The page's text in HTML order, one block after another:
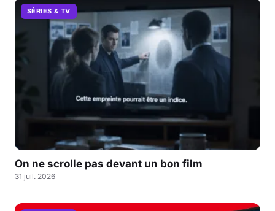
SÉRIES & TV
On ne scrolle pas devant un bon film
31 juil. 2026